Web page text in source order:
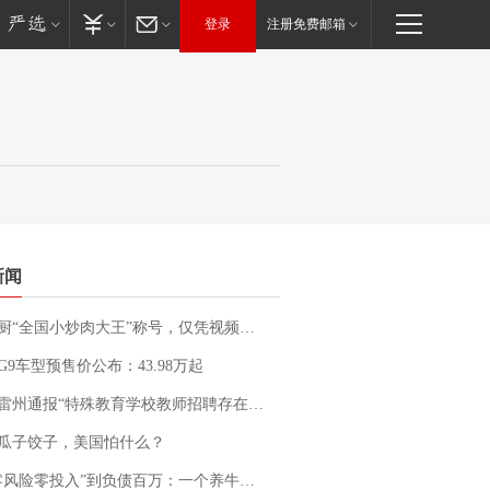
登录 注册免费邮箱
国小炒肉大王”称号，仅凭视频评出？中国烹饪协会回应
车型预售价公布：43.98万起
报“特殊教育学校教师招聘存在违规行为”：已启动问责程序 副校长被停职
子饺子，美国怕什么？
投入”到负债百万：一个养牛项目崩盘后，谁该为农户的贷款买单丨红星调查